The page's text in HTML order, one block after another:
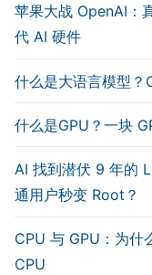
苹果大战 OpenAI：
代 AI 硬件
什么是大语言模型？
什么是GPU？一块
AI 找到潜伏 9 年的
通用户秒变 Root？
CPU 与 GPU：为什
CPU